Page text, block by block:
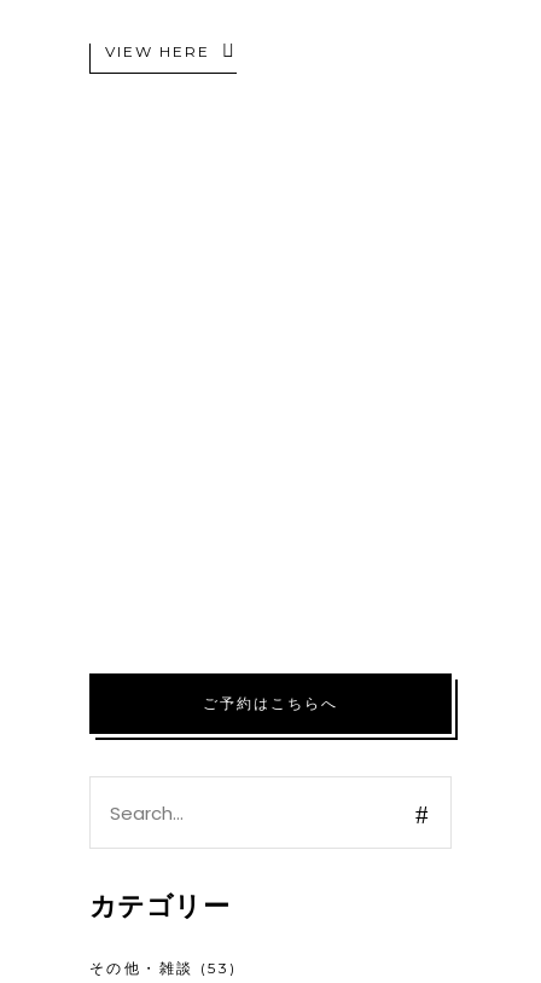
VIEW HERE
ご予約はこちらへ
for:
カテゴリー
その他・雑談 (53)